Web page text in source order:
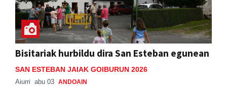
Bisitariak hurbildu dira San Esteban egunean
SAN ESTEBAN JAIAK GOIBURUN 2026
Aiurri abu 03 ANDOAIN